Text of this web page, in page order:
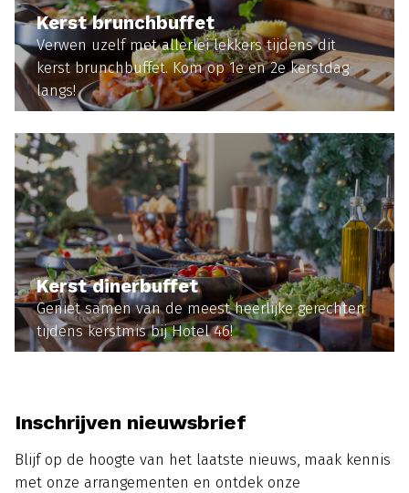
Kerst brunchbuffet
Verwen uzelf met allerlei lekkers tijdens dit
kerst brunchbuffet. Kom op 1e en 2e kerstdag
langs!
MEER INFORMATIE
Kerst dinerbuffet
Geniet samen van de meest heerlijke gerechten
tijdens kerstmis bij Hotel 46!
Inschrijven nieuwsbrief
Blijf op de hoogte van het laatste nieuws, maak kennis
met onze arrangementen en ontdek onze